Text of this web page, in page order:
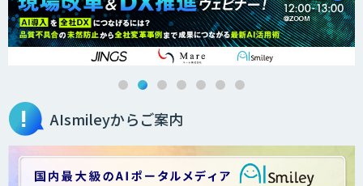
AI Canvas
Automation 360 Managed Service
AIsmileyからご案内